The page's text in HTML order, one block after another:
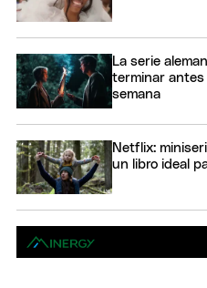
La serie
terminar antes
semana
Netflix:
un libro ideal